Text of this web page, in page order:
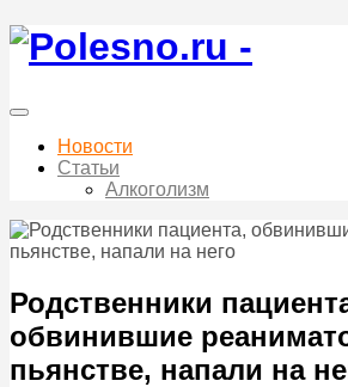
Новости
Статьи
Алкоголизм
Родственники
обвинившие
пьянстве, напали на